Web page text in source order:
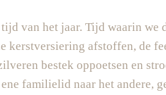
van het jaar. Tijd waarin we
kerstversiering afstoffen, de
bestek oppoetsen en
familielid naar het andere,